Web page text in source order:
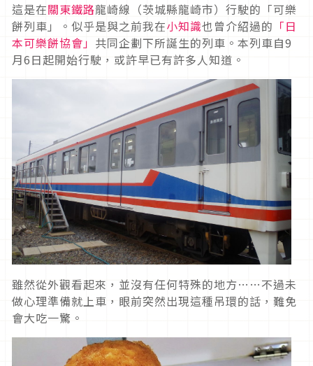
這是在關東鐵路龍崎線（茨城縣龍崎市）行駛的「可樂
餅列車」。似乎是與之前我在小知識也曾介紹過的 「日
本可樂餅協會」 共同企劃下所誕生的列車。本列車自9
月6日起開始行駛，或許早已有許多人知道。
雖然從外觀看起來，並沒有任何特殊的地方……不過未
做心理準備就上車，眼前突然出現這種吊環的話，難免
會大吃一驚。